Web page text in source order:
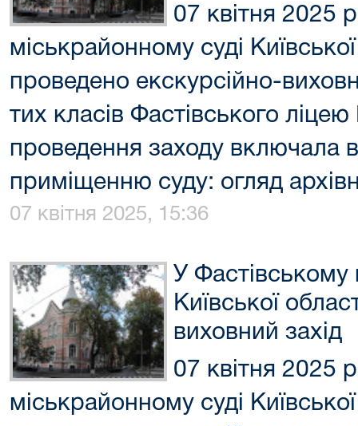
07 квітня 2025
міськрайонному суді
проведено екскурсійно-
тих класів Фастівського
проведення заходу включала
приміщенню суду: огляд
07 квітня 2025, 15:36
У Фастівському
Київської
виховний захід
07 квітня 2025
міськрайонному суді